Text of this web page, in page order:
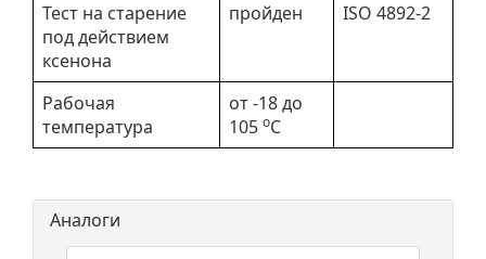
Тест на старение
под действием
ксенона
пройден ISO 4892-2
Рабочая
температура
от -18 до
105 оС
Аналоги